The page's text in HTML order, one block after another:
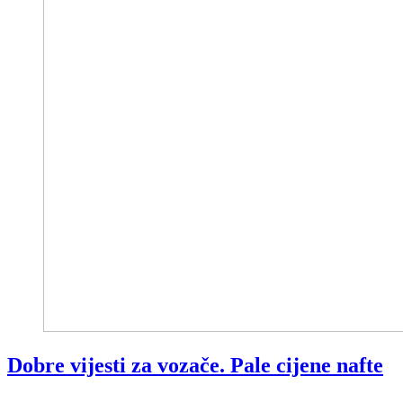
Dobre vijesti za vozače. Pale cijene nafte